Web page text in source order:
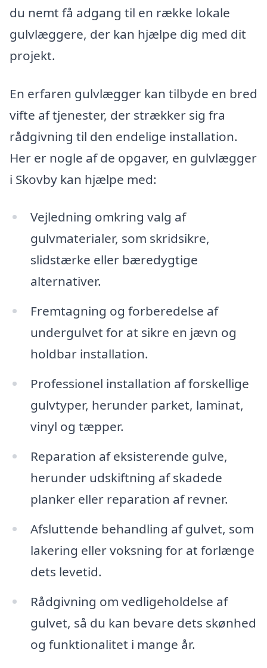
du nemt få adgang til en række lokale
gulvlæggere, der kan hjælpe dig med dit
projekt.
En erfaren gulvlægger kan tilbyde en bred
vifte af tjenester, der strækker sig fra
rådgivning til den endelige installation.
Her er nogle af de opgaver, en gulvlægger
i Skovby kan hjælpe med:
Vejledning omkring valg af
gulvmaterialer, som skridsikre,
slidstærke eller bæredygtige
alternativer.
Fremtagning og forberedelse af
undergulvet for at sikre en jævn og
holdbar installation.
Professionel installation af forskellige
gulvtyper, herunder parket, laminat,
vinyl og tæpper.
Reparation af eksisterende gulve,
herunder udskiftning af skadede
planker eller reparation af revner.
Afsluttende behandling af gulvet, som
lakering eller voksning for at forlænge
dets levetid.
Rådgivning om vedligeholdelse af
gulvet, så du kan bevare dets skønhed
og funktionalitet i mange år.